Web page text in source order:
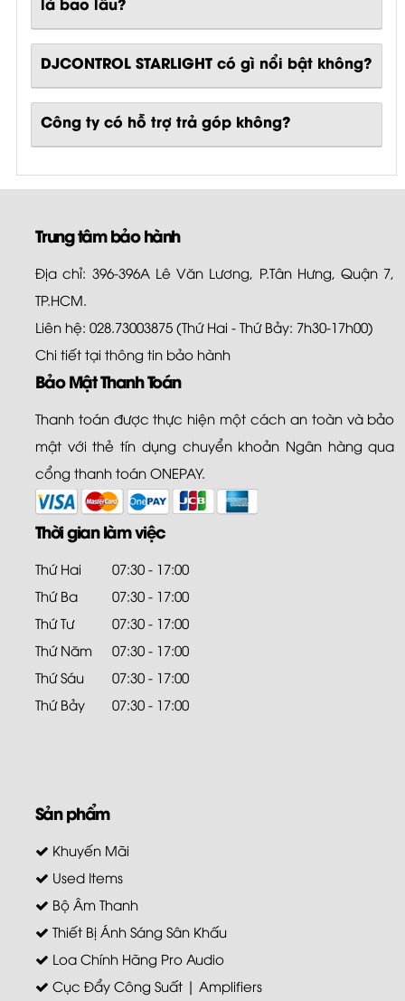
DJCONTROL STARLIGHTcó gì nổi bật không?
Công ty có hỗ trợ trả góp không?
Trung tâm bảo hành
Địa chỉ: 396-396A Lê Văn Lương, P.Tân Hưng, Quận 7,
TP.HCM.
Liên hệ: 028.73003875 (Thứ Hai - Thứ Bảy: 7h30-17h00)
Chi tiết tại thông tin bảo hành
Bảo Mật Thanh Toán
Thanh toán được thực hiện một cách an toàn và bảo
mật với thẻ tín dụng chuyển khoản Ngân hàng qua
cổng thanh toán ONEPAY.
Thời gian làm việc
Thứ Hai
07:30 - 17:00
Thứ Ba
07:30 - 17:00
Thứ Tư
07:30 - 17:00
Thứ Năm
07:30 - 17:00
Thứ Sáu
07:30 - 17:00
Thứ Bảy
07:30 - 17:00
Sản phẩm
Khuyến Mãi
Used Items
Bộ Âm Thanh
Thiết Bị Ánh Sáng Sân Khấu
Loa Chính Hãng Pro Audio
Cục Đẩy Công Suất | Amplifiers